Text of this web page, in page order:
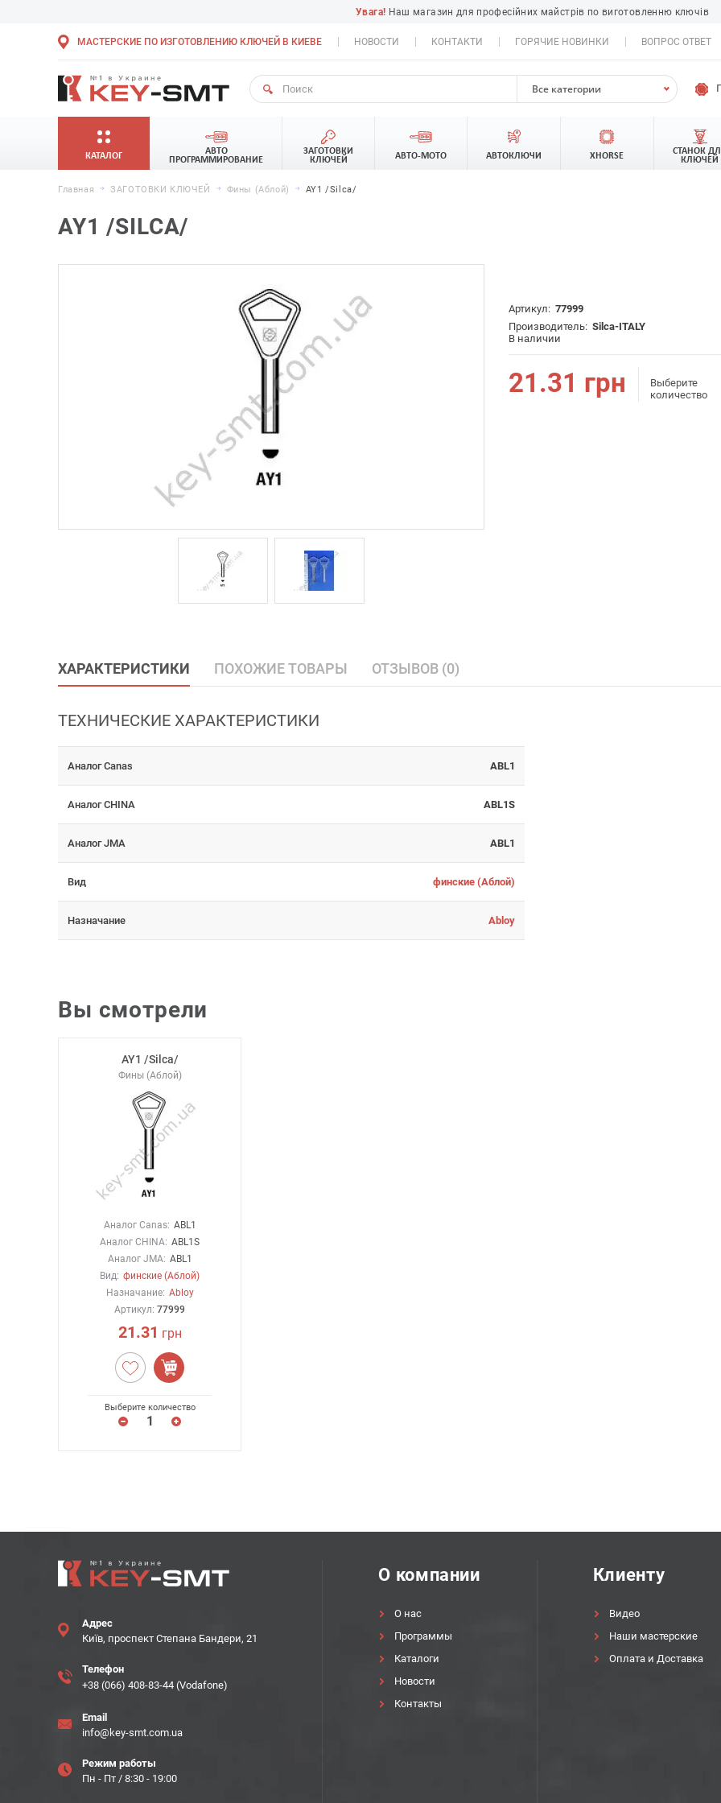
Увага! Наш магазин для професійних майстрів по виготовленню ключів
МАСТЕРСКИЕ ПО ИЗГОТОВЛЕНИЮ КЛЮЧЕЙ В КИЕВЕ НОВОСТИ КОНТАКТИ ГОРЯЧИЕ НОВИНКИ ВОПРОС ОТВЕТ
Все категории
КАТАЛОГ
АВТО
ПРОГРАММИРОВАНИЕ
ЗАГОТОВКИ
КЛЮЧЕЙ
АВТО-МОТО АВТОКЛЮЧИ XHORSE
СТАНОК
КЛЮЧЕЙ
Главная ЗАГОТОВКИ КЛЮЧЕЙ Фины (Аблой) AY1 /Silca/
AY1 /SILCA/
Артикул: 77999
Производитель: Silca-ITALY
В наличии
21.31 грн
Выберите
количество
ХАРАКТЕРИСТИКИ ПОХОЖИЕ ТОВАРЫ ОТЗЫВОВ (0)
ТЕХНИЧЕСКИЕ ХАРАКТЕРИСТИКИ
Аналог Canas ABL1
Аналог CHINA ABL1S
Аналог JMA ABL1
Вид финские (Аблой)
Назначание Abloy
Вы смотрели
AY1 /Silca/
Фины (Аблой)
Аналог Canas: ABL1
Аналог CHINA: ABL1S
Аналог JMA: ABL1
Вид: финские (Аблой)
Назначание: Abloy
Артикул: 77999
21.31 грн
Выберите количество
Адрес
Київ, проспект Степана Бандери, 21
Телефон
+38 (066) 408-83-44 (Vodafone)
Email
info@key-smt.com.ua
Режим работы
Пн - Пт / 8:30 - 19:00
О компании
О нас
Программы
Каталоги
Новости
Контакты
Клиенту
Видео
Наши мастерские
Оплата и Доставка